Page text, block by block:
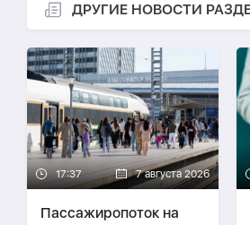
ДРУГИЕ НОВОСТИ
17:37 7 августа 2026
Пассажиропоток на